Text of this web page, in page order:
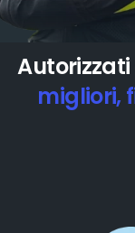
migliori,